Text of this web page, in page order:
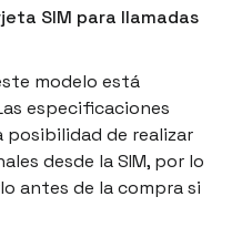
SIM para llamadas
modelo está
especificaciones
de realizar
desde la SIM, por lo
antes de la compra si